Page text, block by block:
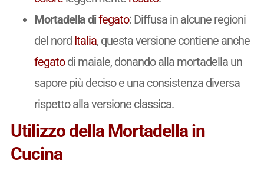
Mortadella difegato: Diffusa in alcune regioni
del nord Italia, questa versione contiene anche
fegatodi maiale, donando alla mortadella un
sapore più deciso e una consistenza diversa
rispetto alla versione classica.
Utilizzo della Mortadella in
Cucina